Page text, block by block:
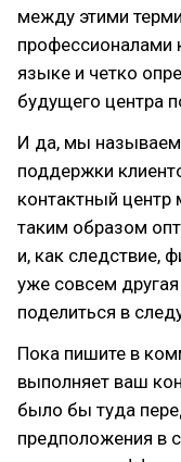
между этими
профессионалами
языке и четко
будущего центра
И да, мы называем
поддержки
контактный
таким образом
и, как следствие,
уже совсем
поделиться в
Пока пишите в
выполняет ваш
было бы туда
предположения в